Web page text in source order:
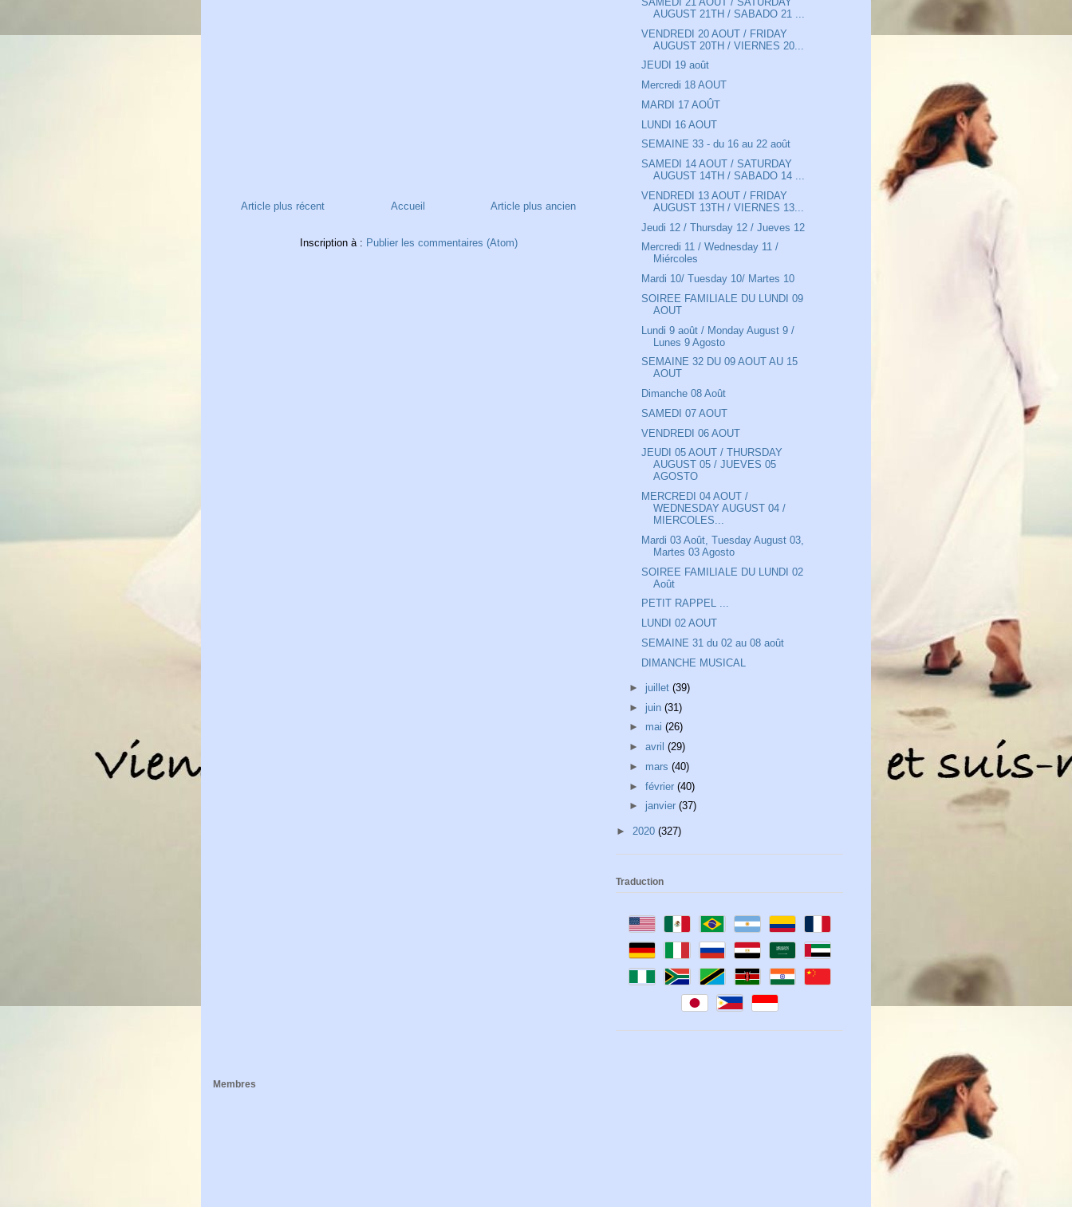
Article plus récent Article plus ancien
Accueil
Inscription à : Publier les commentaires (Atom)
AUGUST 21TH / SABADO 21 ...
VENDREDI 20 AOUT / FRIDAY
AUGUST 20TH / VIERNES 20...
JEUDI 19 août
Mercredi 18 AOUT
MARDI 17 AOÛT
LUNDI 16 AOUT
SEMAINE 33 - du 16 au 22 août
SAMEDI 14 AOUT / SATURDAY
AUGUST 14TH / SABADO 14 ...
VENDREDI 13 AOUT / FRIDAY
AUGUST 13TH / VIERNES 13...
Jeudi 12 / Thursday 12 / Jueves 12
Mercredi 11 / Wednesday 11 /
Miércoles
Mardi 10/ Tuesday 10/ Martes 10
SOIREE FAMILIALE DU LUNDI 09
AOUT
Lundi 9 août / Monday August 9 /
Lunes 9 Agosto
SEMAINE 32 DU 09 AOUT AU 15
AOUT
Dimanche 08 Août
SAMEDI 07 AOUT
VENDREDI 06 AOUT
JEUDI 05 AOUT / THURSDAY
AUGUST 05 / JUEVES 05
AGOSTO
MERCREDI 04 AOUT /
WEDNESDAY AUGUST 04 /
MIERCOLES...
Mardi 03 Août, Tuesday August 03,
Martes 03 Agosto
SOIREE FAMILIALE DU LUNDI 02
Août
PETIT RAPPEL ...
LUNDI 02 AOUT
SEMAINE 31 du 02 au 08 août
DIMANCHE MUSICAL
► juillet (39)
► juin (31)
► mai (26)
► avril (29)
► mars (40)
► février (40)
► janvier (37)
► 2020 (327)
Traduction
Membres